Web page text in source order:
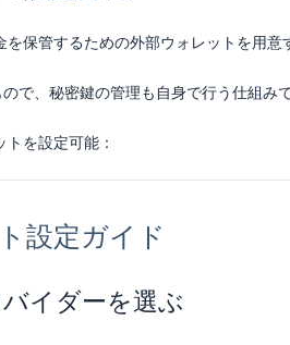
保管するための外部ウォレットを用意
で、秘密鍵の管理も自身で行う仕組み
を設定可能：
設定ガイド
イダーを選ぶ